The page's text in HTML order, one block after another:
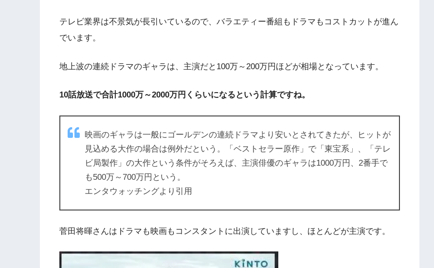
テレビ業界は不景気が長引いているので、バラエティー番組もドラマもコストカットが進ん
でいます。
地上波の連続ドラマのギャラは、主演だと100万～200万円ほどが相場となっています。
10話放送で合計1000万～2000万円くらいになるという計算ですね。
映画のギャラは一般にゴールデンの連続ドラマより安いとされてきたが、ヒットが
見込める大作の場合は例外だという。「ベストセラー原作」で「東宝系」、「テレ
ビ局製作」の大作という条件がそろえば、主演俳優のギャラは1000万円、2番手で
も500万～700万円という。
エンタウォッチングより引用
菅田将暉さんはドラマも映画もコンスタントに出演していますし、ほとんどが主演です。